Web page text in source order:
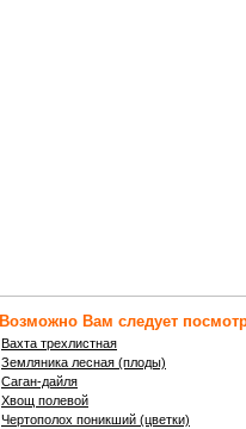
Возможно Вам следует
Вахта трехлистная
Земляника лесная (плоды)
Саган-дайля
Хвощ полевой
Чертополох поникший (цветки)